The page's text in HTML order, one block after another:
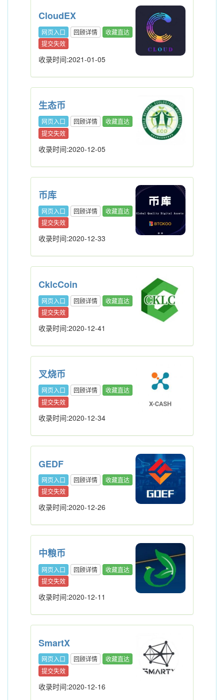
CloudEX
网页入口 回顾详情
收藏直达
提交失效
收录时间:2021-01-05
生态币
网页入口 回顾详情
收藏直达
提交失效
收录时间:2020-12-05
币库
网页入口 回顾详情
收藏直达
提交失效
收录时间:2020-12-33
CklcCoin
网页入口 回顾详情
收藏直达
提交失效
收录时间:2020-12-41
叉烧币
网页入口 回顾详情
收藏直达
提交失效
收录时间:2020-12-34
GEDF
网页入口 回顾详情
收藏直达
提交失效
收录时间:2020-12-26
中粮币
网页入口 回顾详情
收藏直达
提交失效
收录时间:2020-12-11
SmartX
网页入口 回顾详情
收藏直达
提交失效
收录时间:2020-12-16